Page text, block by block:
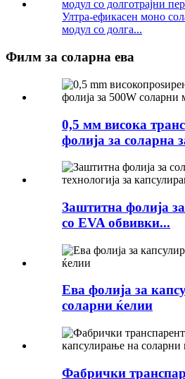
Ултра-ефикасен моно
модул со долга...
Филм за соларна ева
0,5 мм висока
фолија за соларна
Заштитна фолија
со EVA обвивки...
Ева фолија за
соларни ќелии
Фабрички